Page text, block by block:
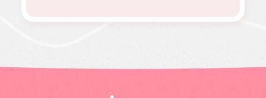
年12期
短幾個
開朗，